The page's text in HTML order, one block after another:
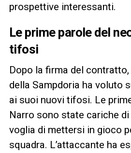
prospettive interessanti.
Le prime parole del
tifosi
Dopo la firma del
della Sampdoria ha voluto
ai suoi nuovi tifosi. Le
Narro sono state cariche
voglia di mettersi in gioco
squadra. L’attaccante ha